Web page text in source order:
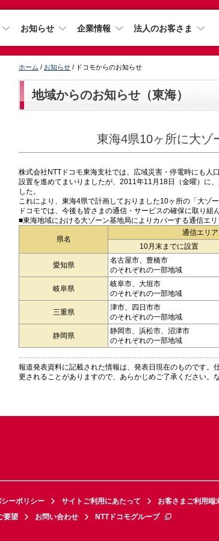
お知らせ 企業情報 法人のお客さま
ホーム / お知らせ / ドコモからのお知らせ
地域からのお知らせ（東海）
東海4県10ヶ所に大ゾ
株式会社NTTドコモ東海支社では、広域災害・停電時にも人
設置を進めてまいりましたが、2011年11月18日（金曜）に
した。
これにより、東海4県で計画しておりました10ヶ所の「大ゾ
ドコモでは、今後も皆さまの通信・サービスの確保に取り組
■東海地域における大ゾーン基地局によりカバーする通信エリ
県名
通信エリ
10月末までに設置
愛知県
名古屋市、豊橋市
のそれぞれの一部地域
岐阜県
岐阜市、大垣市
のそれぞれの一部地域
三重県
津市、四日市市
のそれぞれの一部地域
静岡県
静岡市、浜松市、沼津市
のそれぞれの一部地域
報道発表資料に記載された情報は、発表日現在のものです
更されることがありますので、あらかじめご了承ください。
ーポリシー サイトご利用にあたって お客さまご利用端
要望 お問い合わせ NTTドコモグループ